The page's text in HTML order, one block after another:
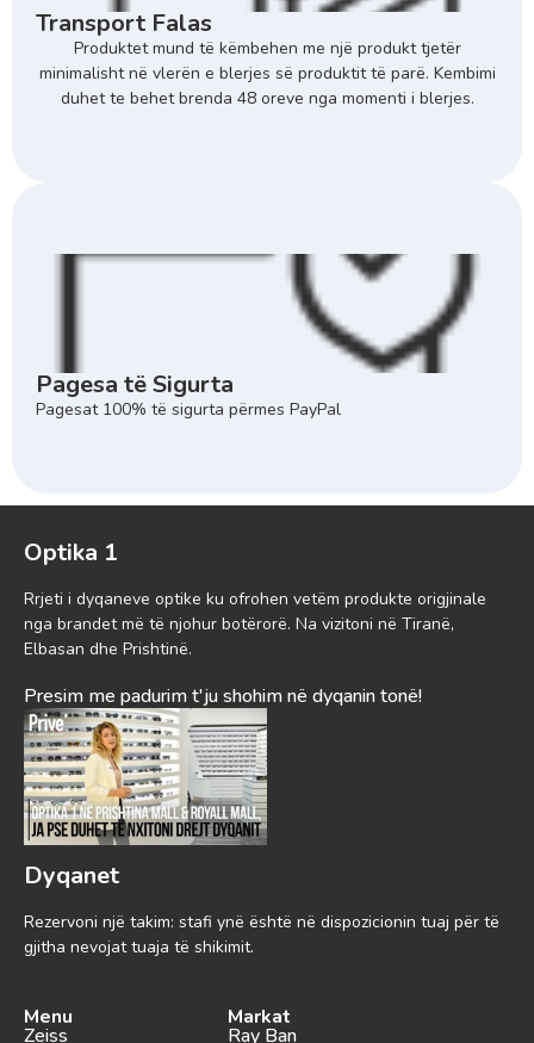
Transport Falas
Produktet mund të këmbehen me një produkt tjetër
minimalisht në vlerën e blerjes së produktit të parë. Kembimi
duhet te behet brenda 48 oreve nga momenti i blerjes.
Pagesa të Sigurta
Pagesat 100% të sigurta përmes PayPal
Optika 1
Rrjeti i dyqaneve optike ku ofrohen vetëm produkte origjinale
nga brandet më të njohur botërorë. Na vizitoni në Tiranë,
Elbasan dhe Prishtinë.
Presim me padurim t'ju shohim në dyqanin tonë!
Dyqanet
Rezervoni një takim: stafi ynë është në dispozicionin tuaj për të
gjitha nevojat tuaja të shikimit.
Menu
Zeiss
Markat
Ray Ban